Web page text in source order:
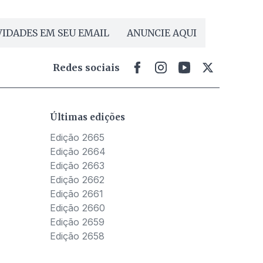
EM SEU EMAIL ANUNCIE AQUI
Redes sociais
Últimas edições
Edição 2665
Edição 2664
Edição 2663
Edição 2662
Edição 2661
Edição 2660
Edição 2659
Edição 2658